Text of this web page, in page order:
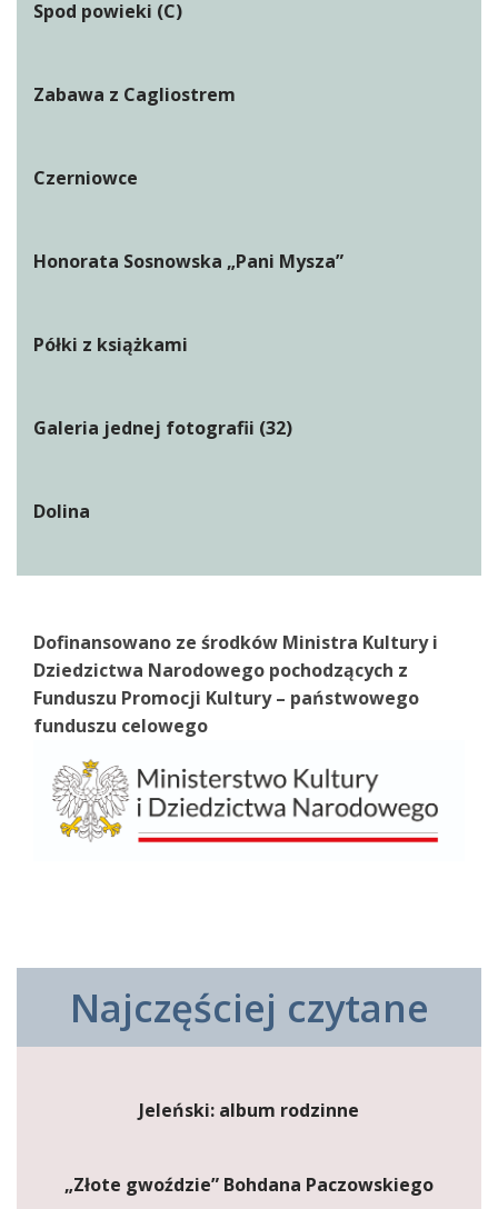
Spod powieki (C)
Zabawa z Cagliostrem
Czerniowce
Honorata Sosnowska „Pani Mysza”
Półki z książkami
Galeria jednej fotografii (32)
Dolina
Dofinansowano ze środków Ministra Kultury i
Dziedzictwa Narodowego pochodzących z
Funduszu Promocji Kultury – państwowego
funduszu celowego
Najczęściej czytane
Jeleński: album rodzinne
„Złote gwoździe” Bohdana Paczowskiego